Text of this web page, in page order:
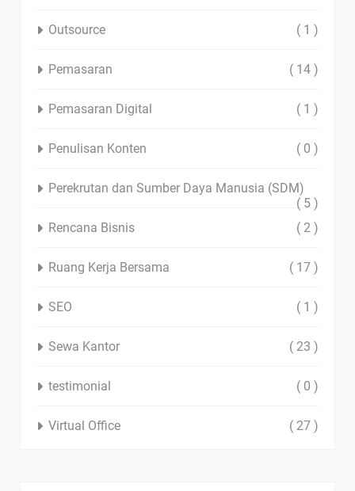
Outsource ( 1 )
Pemasaran ( 14 )
Pemasaran Digital ( 1 )
Penulisan Konten ( 0 )
Perekrutan dan Sumber Daya Manusia (SDM)
( 5 )
Rencana Bisnis
( 2 )
Ruang Kerja Bersama ( 17 )
SEO ( 1 )
Sewa Kantor ( 23 )
testimonial ( 0 )
Virtual Office ( 27 )